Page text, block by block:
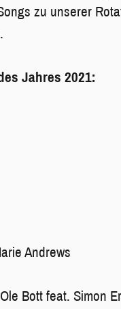
zu unserer
Jahres 2021:
Andrews
Bott feat. Simon